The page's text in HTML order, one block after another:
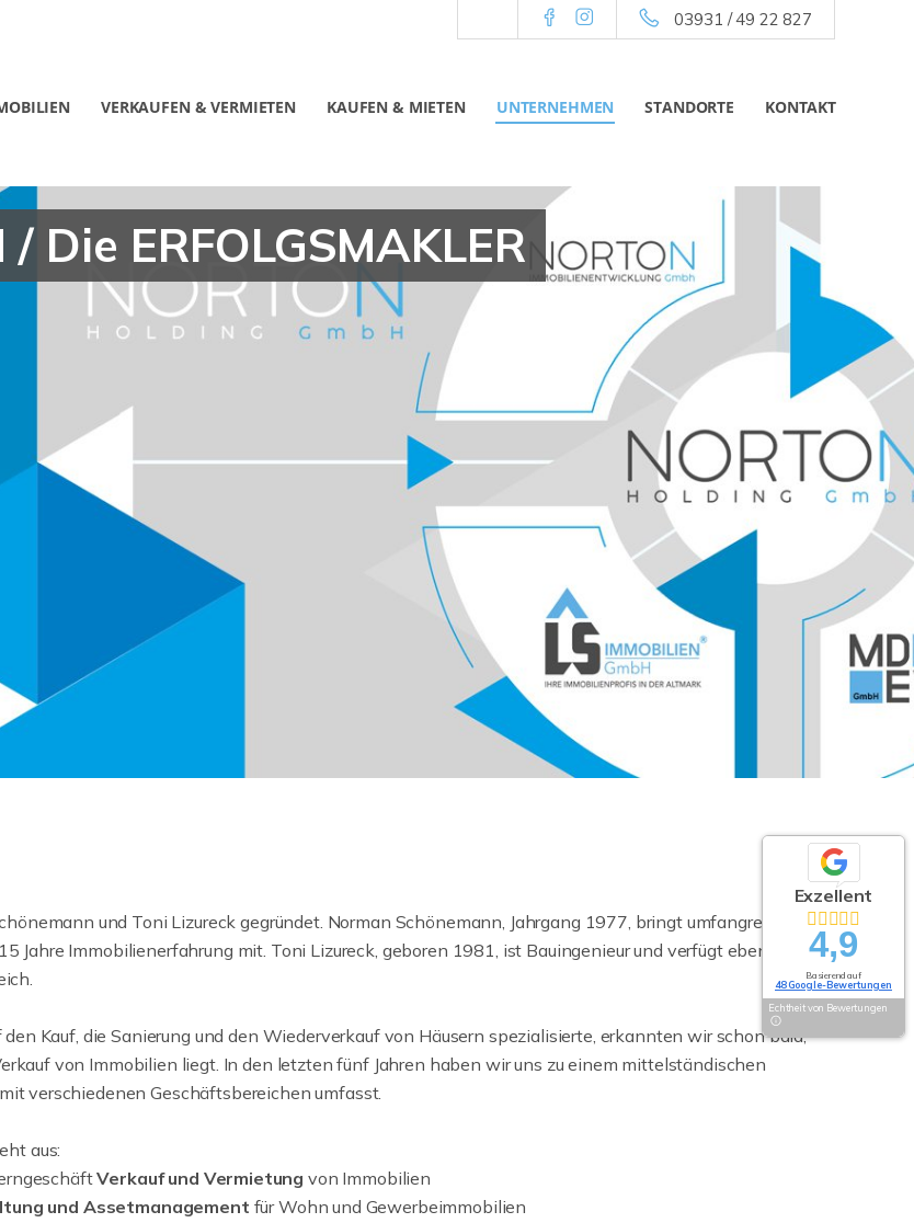
03931 / 49 22 827
VERKAUFEN & VERMIETEN KAUFEN & MIETEN UNTERNEHMEN STANDORTE KONTAKT
Die ERFOLGSMAKLER
und Toni Lizureck gegründet. Norman Schönemann, Jahrgang 1977, bringt umfangreiche
Jahre Immobilienerfahrung mit. Toni Lizureck, geboren 1981, ist Bauingenieur und verfügt ebenfalls
Kauf, die Sanierung und den Wiederverkauf von Häusern spezialisierte, erkannten wir schon bald,
von Immobilien liegt. In den letzten fünf Jahren haben wir uns zu einem mittelständischen
verschiedenen Geschäftsbereichen umfasst.
aus:
Verkauf und Vermietung von Immobilien
und Assetmanagement für Wohn und Gewerbeimmobilien
Exzellent
4,9
Basierend auf
48 Google-Bewertungen
Echtheit von Bewertungen